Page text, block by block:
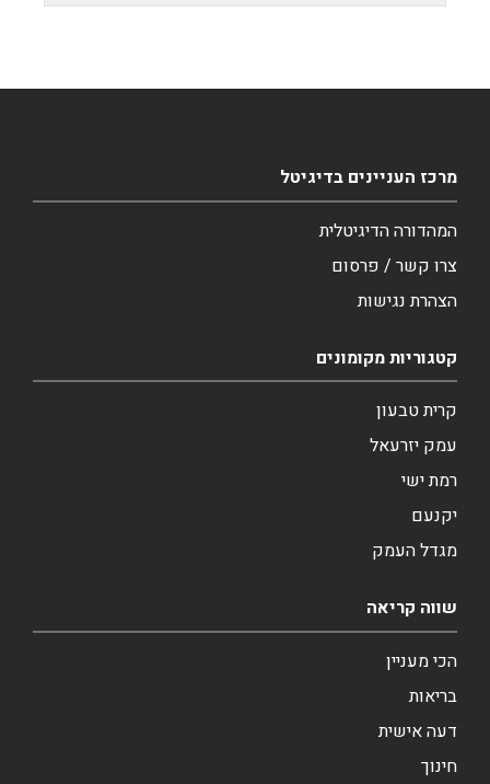
מרכז העניינים בדיגיטל
המהדורה הדיגיטלית
צרו קשר / פרסום
הצהרת נגישות
קטגוריות מקומונים
קרית טבעון
עמק יזרעאל
רמת ישי
יקנעם
מגדל העמק
שווה קריאה
הכי מעניין
בריאות
דעה אישית
חינוך